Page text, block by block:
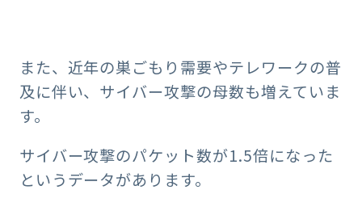
また、近年の巣ごもり需要やテレワークの普
及に伴い、サイバー攻撃の母数も増えていま
す。
サイバー攻撃のパケット数が1.5倍になった
というデータがあります。